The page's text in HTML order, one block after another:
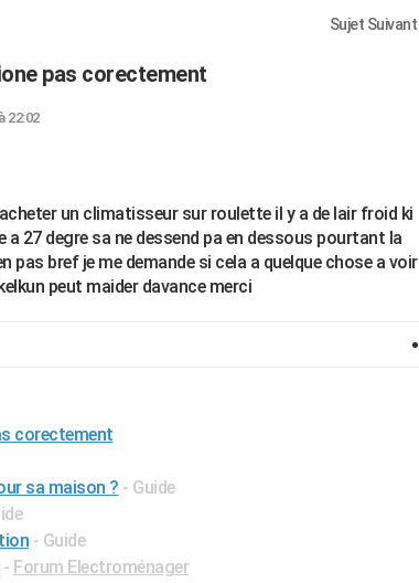
Sujet Suivant
pas corectement
22:02
un climatisseur sur roulette il y a de lair froid ki
27 degre sa ne dessend pa en dessous pourtant la
pas bref je me demande si cela a quelque chose a voir
peut maider davance merci
corectement
sa maison ? - Guide
- Guide
- Forum Electroménager